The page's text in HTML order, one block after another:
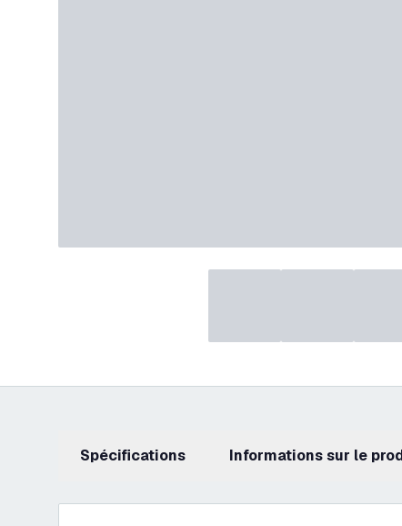
Spécifications Informations sur le